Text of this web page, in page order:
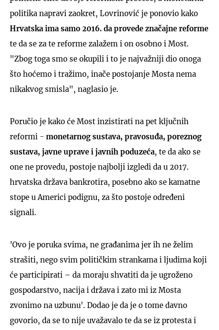
politika napravi zaokret, Lovrinović je ponovio kako
Hrvatska ima samo 2016. da provede značajne reforme
te da se za te reforme zalažem i on osobno i Most.
"Zbog toga smo se okupili i to je najvažniji dio onoga
što hoćemo i tražimo, inače postojanje Mosta nema
nikakvog smisla", naglasio je.
Poručio je kako će Most inzistirati na pet ključnih
reformi - monetarnog sustava, pravosuđa, poreznog
sustava, javne uprave i javnih poduzeća, te da ako se
one ne provedu, postoje najbolji izgledi da u 2017.
hrvatska država bankrotira, posebno ako se kamatne
stope u Americi podignu, za što postoje određeni
signali.
'Ovo je poruka svima, ne građanima jer ih ne želim
strašiti, nego svim političkim strankama i ljudima koji
će participirati – da moraju shvatiti da je ugroženo
gospodarstvo, nacija i država i zato mi iz Mosta
zvonimo na uzbunu'. Dodao je da je o tome davno
govorio, da se to nije uvažavalo te da se iz protesta i